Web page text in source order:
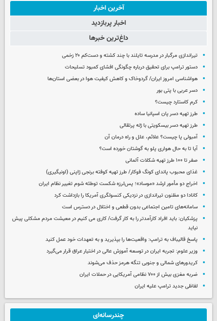
آخرین اخبار
اخبار پربازدید
داغ‌ترین خبرها
تیراندازی مرگبار در مدرسه‌ تایلند با چند کشته و دست‌کم ۲۰ زخمی
دستور ترامپ برای تحقیق درباره چگونگی افشای کمبود تسلیحات
هواشناسی امروز ایران/ گردوخاک و کاهش کیفیت هوا در بعضی استان‌ها
دسر عربی با پتی بور
کرم کاستارد چیست؟
طرز تهیه دسر پان اسپانیا ساده
طرز تهیه دسر بیسکویتی با ژله پرتقالی
آمبولی پا چیست؟ علائم، علل و راه درمان آن
آیا تا به حال هواری پلو به گوشتان خورده است؟
صفر تا ۱۰۰ طرز تهیه شکلات آلمانی
غذای محبوب پاندای کونگ فوکار/ طرز تهیه کوفته برنجی ژاپنی (اونیگیری)
اخراج دو مأمور ارشد «موساد»؛ پس‌لرزه شکست توطئه شوم تغییر نظام ایران
کانادا دو مظنون تیراندازی در نزدیکی کنسولگری آمریکا را بازداشت کرد
سامانه‌های تامین اجتماعی بدون قطعی و اختلال در دسترس است
پزشکیان: باید افراد کارآمدتر را به کار گرفت/ کاری می کنیم در معیشت مردم مشکلی پیش
نیاید
پاسخ قالیباف به ترامپ: واقعیت‌ها را بپذیرید و به تعهدات خود عمل کنید
وزیر علوم: تجربه ایران در توسعه آموزش عالی در اختیار عراق قرار می‌گیرد
کریدورهای شمالی و جنوبی تنگه هرمز حذف می‌شوند
ضربه مغزی بیش از ۷۰۰ نظامی آمریکایی در حملات ایران
لفاظی جدید ترامپ علیه ایران
چندرسانه‌ای